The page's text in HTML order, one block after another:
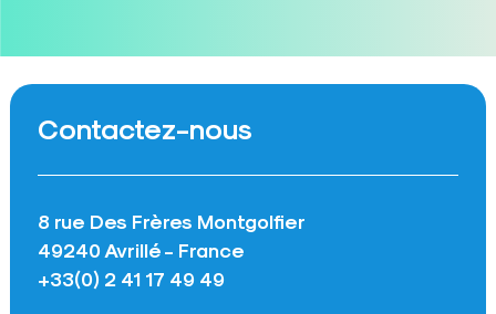
Contactez-nous
8 rue Des Frères Montgolfier
49240 Avrillé - France
+33(0) 2 41 17 49 49